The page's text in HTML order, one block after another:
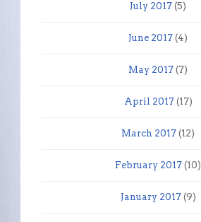
July 2017 (5)
June 2017 (4)
May 2017 (7)
April 2017(17)
March 2017 (12)
February 2017 (10)
January 2017(9)